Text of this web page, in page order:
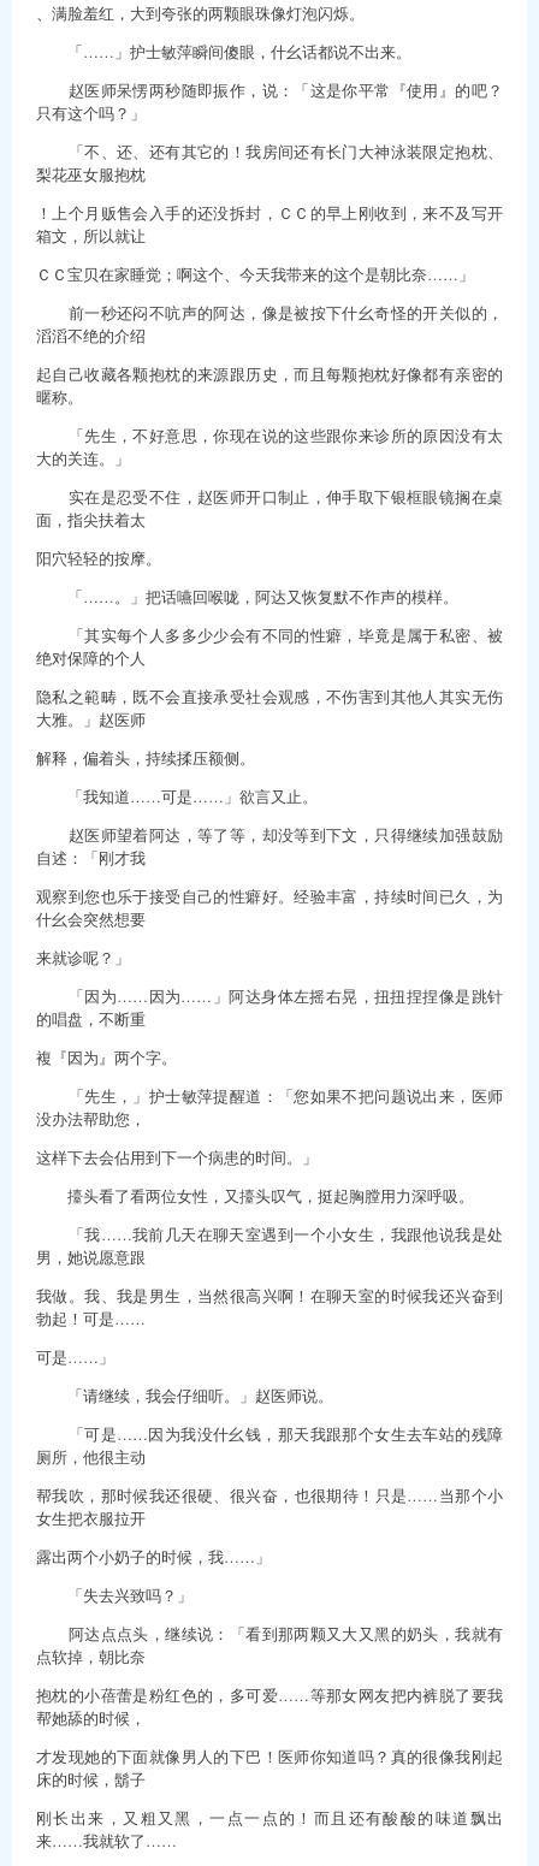
、满脸羞红，大到夸张的两颗眼珠像灯泡闪烁。
「……」护士敏萍瞬间傻眼，什幺话都说不出来。
赵医师呆愣两秒随即振作，说：「这是你平常『使用』的吧？
只有这个吗？」
「不、还、还有其它的！我房间还有长门大神泳装限定抱枕、
梨花巫女服抱枕
！上个月贩售会入手的还没拆封，ＣＣ的早上刚收到，来不及写开
箱文，所以就让
ＣＣ宝贝在家睡觉；啊这个、今天我带来的这个是朝比奈……」
前一秒还闷不吭声的阿达，像是被按下什幺奇怪的开关似的，
滔滔不绝的介绍
起自己收藏各颗抱枕的来源跟历史，而且每颗抱枕好像都有亲密的
暱称。
「先生，不好意思，你现在说的这些跟你来诊所的原因没有太
大的关连。」
实在是忍受不住，赵医师开口制止，伸手取下银框眼镜搁在桌
面，指尖扶着太
阳穴轻轻的按摩。
「……。」把话嚥回喉咙，阿达又恢复默不作声的模样。
「其实每个人多多少少会有不同的性癖，毕竟是属于私密、被
绝对保障的个人
隐私之範畴，既不会直接承受社会观感，不伤害到其他人其实无伤
大雅。」赵医师
解释，偏着头，持续揉压额侧。
「我知道……可是……」欲言又止。
赵医师望着阿达，等了等，却没等到下文，只得继续加强鼓励
自述：「刚才我
观察到您也乐于接受自己的性癖好。经验丰富，持续时间已久，为
什幺会突然想要
来就诊呢？」
「因为……因为……」阿达身体左摇右晃，扭扭捏捏像是跳针
的唱盘，不断重
複『因为』两个字。
「先生，」护士敏萍提醒道：「您如果不把问题说出来，医师
没办法帮助您，
这样下去会佔用到下一个病患的时间。」
擡头看了看两位女性，又擡头叹气，挺起胸膛用力深呼吸。
「我……我前几天在聊天室遇到一个小女生，我跟他说我是处
男，她说愿意跟
我做。我、我是男生，当然很高兴啊！在聊天室的时候我还兴奋到
勃起！可是……
可是……」
「请继续，我会仔细听。」赵医师说。
「可是……因为我没什幺钱，那天我跟那个女生去车站的残障
厕所，他很主动
帮我吹，那时候我还很硬、很兴奋，也很期待！只是……当那个小
女生把衣服拉开
露出两个小奶子的时候，我……」
「失去兴致吗？」
阿达点点头，继续说：「看到那两颗又大又黑的奶头，我就有
点软掉，朝比奈
抱枕的小蓓蕾是粉红色的，多可爱……等那女网友把内裤脱了要我
帮她舔的时候，
才发现她的下面就像男人的下巴！医师你知道吗？真的很像我刚起
床的时候，鬍子
刚长出来，又粗又黑，一点一点的！而且还有酸酸的味道飘出
来……我就软了……